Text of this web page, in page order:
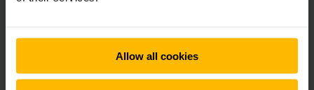
Allow all cookies
Reference sheet Internorm
PDF(430,1 KB)